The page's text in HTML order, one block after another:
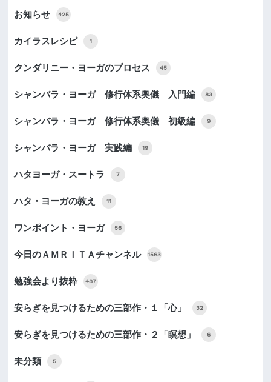
お知らせ 425
カイラスレシピ 1
クンダリニー・ヨーガのプロセス 45
シャンバラ・ヨーガ 修行体系奥儀 入門編 83
シャンバラ・ヨーガ 修行体系奥儀 初級編 9
シャンバラ・ヨーガ 実践編 19
ハタヨーガ・スートラ 7
ハタ・ヨーガの教え 11
ワンポイント・ヨーガ 56
今日のＡＭＲＩＴＡチャンネル 1563
勉強会より抜粋 487
安らぎを見つけるための三部作・１「心」 32
安らぎを見つけるための三部作・２「瞑想」 6
未分類 5